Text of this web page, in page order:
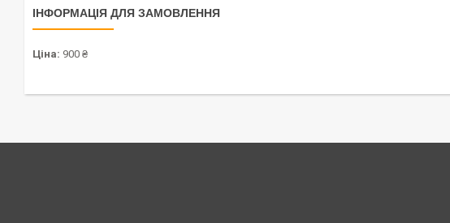
ІНФОРМАЦІЯ ДЛЯ ЗАМОВЛЕННЯ
Ціна: 900 ₴